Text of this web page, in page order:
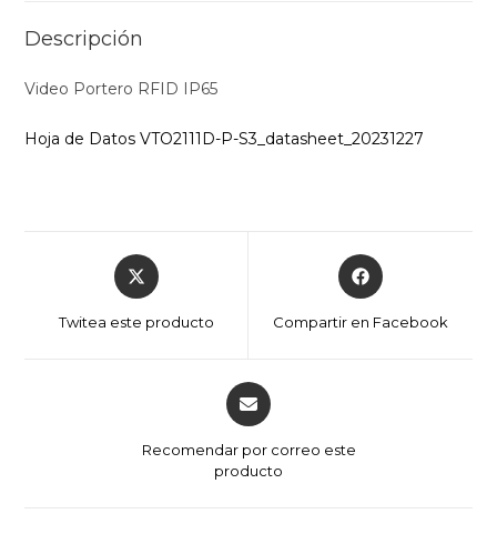
Descripción
Video Portero RFID IP65
Hoja de Datos VTO2111D-P-S3_datasheet_20231227
Opens
in
new
Twitea este producto
Opens
in
new
Compartir en Facebook
Opens
in
new
Recomendar por correo este
producto